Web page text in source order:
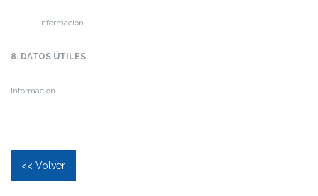
Información
8. DATOS ÚTILES
Información
<< Volver